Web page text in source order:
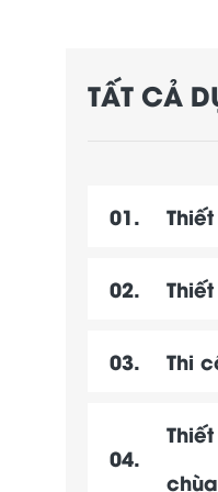
TẤT CẢ
01.
02.
03. Thi
04.
chùa